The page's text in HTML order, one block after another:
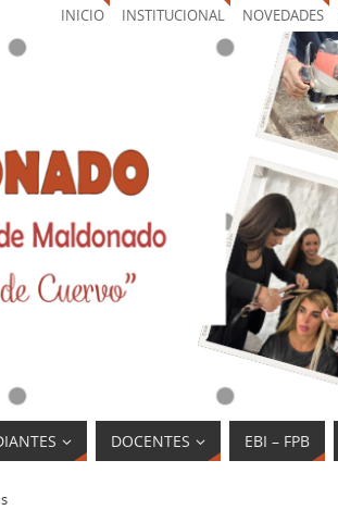
INICIO INSTITUCIONAL NOVEDADES
DOCENTES EBI – FPB